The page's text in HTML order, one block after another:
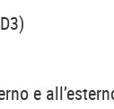
e